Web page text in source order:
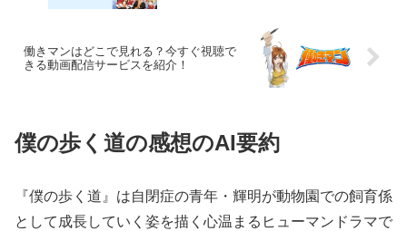
働きマンはどこで見れる？今すぐ視聴で
きる動画配信サービスを紹介！
僕の歩く道の感想のAI要約
『僕の歩く道』は自閉症の青年・輝明が動物園での飼育係
として成長していく姿を描く心温まるヒューマンドラマで